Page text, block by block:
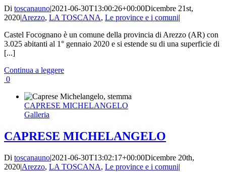
Di toscanauno|2021-06-30T13:00:26+00:00Dicembre 21st,
2020|Arezzo, LA TOSCANA, Le province e i comuni|
Castel Focognano è un comune della provincia di Arezzo (AR) con
3.025 abitanti al 1° gennaio 2020 e si estende su di una superficie di
[...]
Continua a leggere
0
CAPRESE MICHELANGELO
Galleria
CAPRESE MICHELANGELO
Di toscanauno|2021-06-30T13:02:17+00:00Dicembre 20th,
2020|Arezzo, LA TOSCANA, Le province e i comuni|